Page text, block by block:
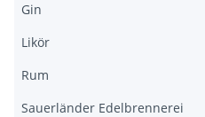
Gin
Likör
Rum
Sauerländer Edelbrennerei